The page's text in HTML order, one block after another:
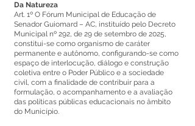
Da Natureza
Art. 1º O Fórum Municipal de Educação de
Senador Guiomard – AC, instituído pelo Decreto
Municipal nº 292, de 29 de setembro de 2025,
constitui-se como organismo de caráter
permanente e autônomo, configurando-se como
espaço de interlocução, diálogo e construção
coletiva entre o Poder Público e a sociedade
civil, com a finalidade de contribuir para a
formulação, o acompanhamento e a avaliação
das políticas públicas educacionais no âmbito
do Município.